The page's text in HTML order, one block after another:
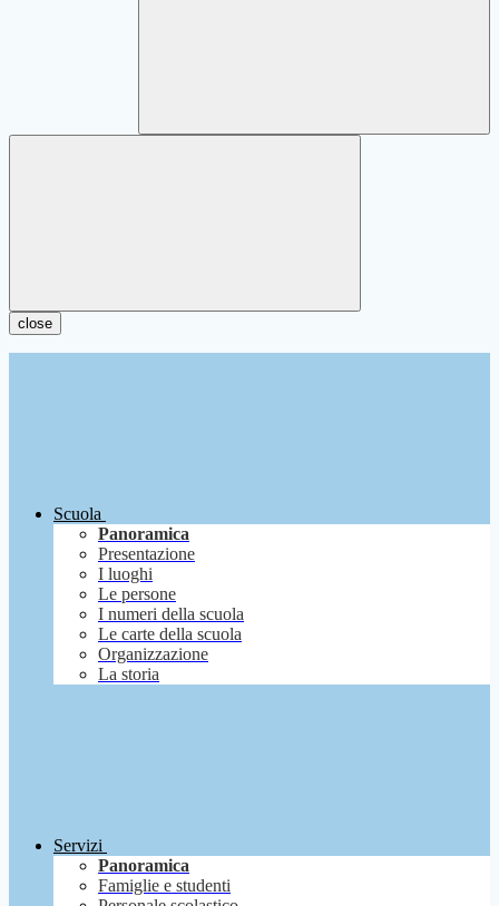
close
Scuola
Panoramica
Presentazione
I luoghi
Le persone
I numeri della scuola
Le carte della scuola
Organizzazione
La storia
Servizi
Panoramica
Famiglie e studenti